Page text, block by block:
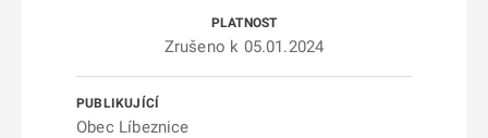
Zrušeno k 05.01.2024
Obec Líbeznice